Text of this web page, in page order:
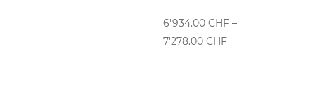
6'934.00CHF –
7'278.00CHFPreisspanne: